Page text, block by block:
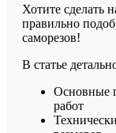
Хотите сделать
правильно
саморезов!
В статье
Основные
работ